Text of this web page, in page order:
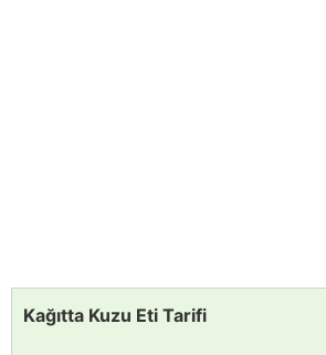
Kağıtta Kuzu Eti Tarifi